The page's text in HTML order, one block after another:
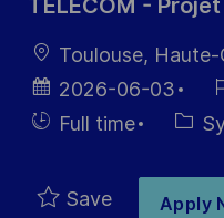
TELECOM - Projet
LocationToulouse,
Posted
Date
2026-06-03
Id
HiringFull time
Save Apply